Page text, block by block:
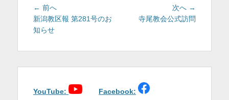
投
稿
ナ
ー
ョ
← 前へ
の
新潟教区報 第281号のお
知らせ
次へ →
寺尾教会公式訪問
YouTube: Facebook: